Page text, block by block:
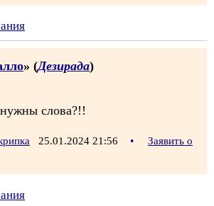
» (Дезирада)
слова?!!
25.01.2024 21:56 •
Заявить о